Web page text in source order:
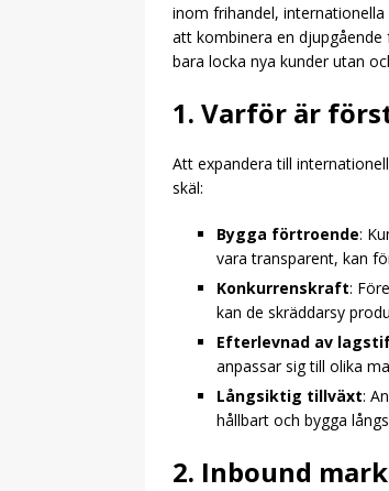
inom frihandel,
att kombinera en
bara locka nya kunder utan
1. Varför är
Att expandera till
skäl:
Bygga förtroende:
vara transparent, kan
Konkurrenskraft:
kan de skräddarsy
Efterlevnad av
anpassar sig till olika
Långsiktig tillväxt:
hållbart och bygga
2. Inbound